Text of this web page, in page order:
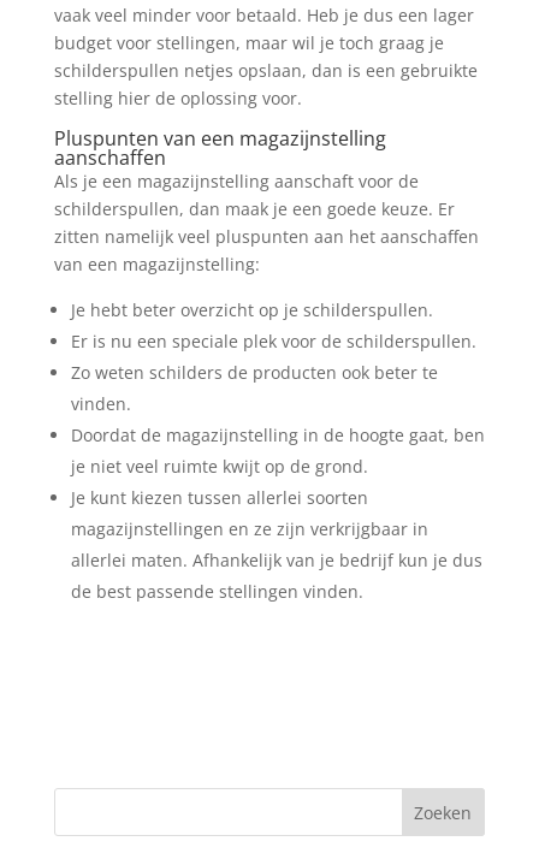
vaak veel minder voor betaald. Heb je dus een lager
budget voor stellingen, maar wil je toch graag je
schilderspullen netjes opslaan, dan is een gebruikte
stelling hier de oplossing voor.
Pluspunten van een magazijnstelling
aanschaffen
Als je een magazijnstelling aanschaft voor de
schilderspullen, dan maak je een goede keuze. Er
zitten namelijk veel pluspunten aan het aanschaffen
van een magazijnstelling:
Je hebt beter overzicht op je schilderspullen.
Er is nu een speciale plek voor de schilderspullen.
Zo weten schilders de producten ook beter te
vinden.
Doordat de magazijnstelling in de hoogte gaat, ben
je niet veel ruimte kwijt op de grond.
Je kunt kiezen tussen allerlei soorten
magazijnstellingen en ze zijn verkrijgbaar in
allerlei maten. Afhankelijk van je bedrijf kun je dus
de best passende stellingen vinden.